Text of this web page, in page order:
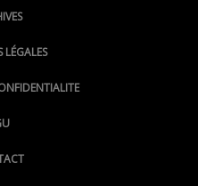
LÉGALES